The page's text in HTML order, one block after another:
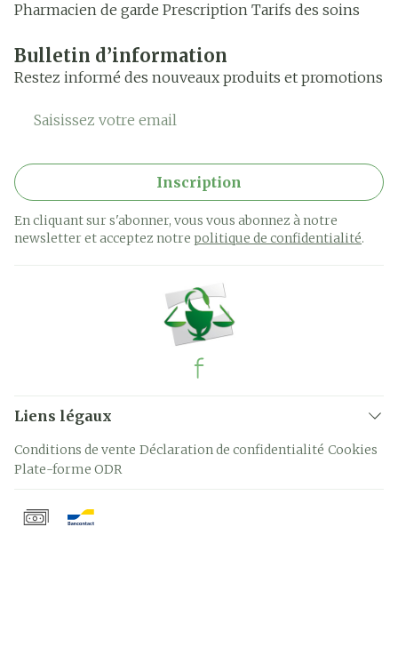
Pharmacien de garde Prescription Tarifs des soins
Bulletin d’information
Restez informé des nouveaux produits et promotions
Adresse mail
Inscription
En cliquant sur s'abonner, vous vous abonnez à notre
newsletter et acceptez notre politique de confidentialité.
Liens légaux
Conditions de vente Déclaration de confidentialité Cookies
Plate-forme ODR